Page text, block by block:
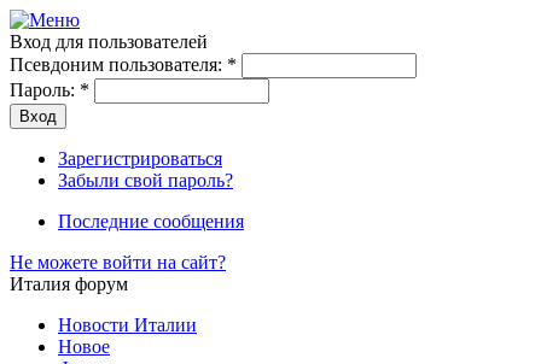
Вход для пользователей
Псевдоним пользователя: *
Пароль: *
Зарегистрироваться
Забыли свой пароль?
Последние сообщения
Не можете войти на сайт?
Италия форум
Новости Италии
Новое